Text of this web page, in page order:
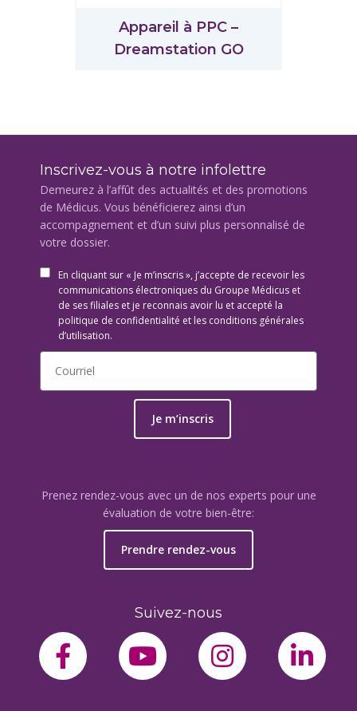
Appareil à PPC –
Dreamstation GO
Inscrivez-vous à notre infolettre
Demeurez à l’affût des actualités et des promotions
de Médicus. Vous bénéficierez ainsi d’un
accompagnement et d’un suivi plus personnalisé de
votre dossier.
En cliquant sur « Je m’inscris », j’accepte de recevoir les
communications électroniques du Groupe Médicus et
de ses filiales et je reconnais avoir lu et accepté la
politique de confidentialité et les conditions générales
d’utilisation.
Je m’inscris
Prenez rendez-vous avec un de nos experts pour une
évaluation de votre bien-être:
Prendre rendez-vous
Suivez-nous
facebook-fyoutubeinstagram